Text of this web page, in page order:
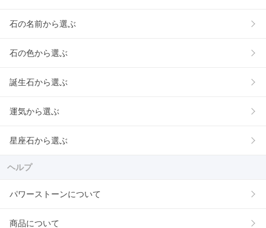
石の名前から選ぶ
石の色から選ぶ
誕生石から選ぶ
運気から選ぶ
星座石から選ぶ
ヘルプ
パワーストーンについて
商品について